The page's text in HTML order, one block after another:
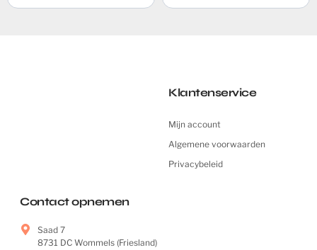
Klantenservice
Mijn account
Algemene voorwaarden
Privacybeleid
Contact opnemen
Saad 7
8731 DC Wommels (Friesland)